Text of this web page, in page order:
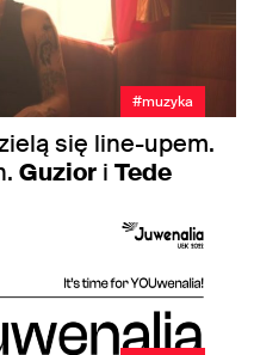
#muzyka
się line-upem.
Guzior i Tede